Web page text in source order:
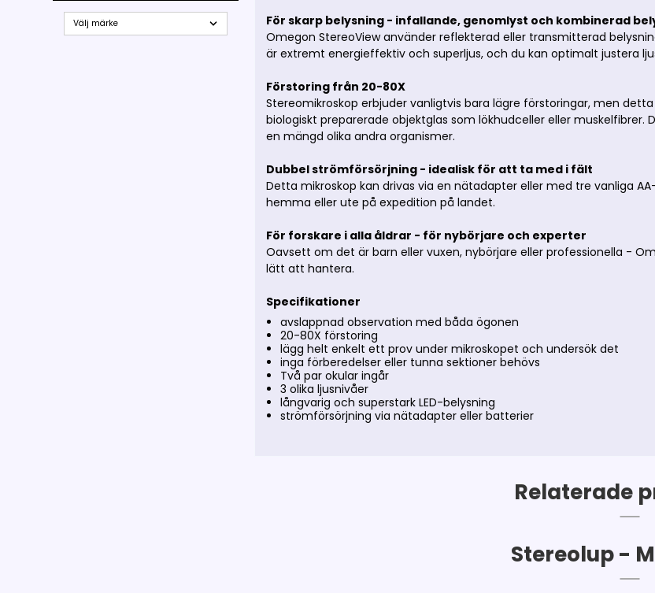
För skarp belysning - infallande, genomlyst och kombinerad
Omegon StereoView använder reflekterad eller transmitterad
är extremt energieffektiv och superljus, och du kan optimalt justera
Förstoring från 20-80X
Stereomikroskop erbjuder vanligtvis bara lägre förstoringar, men
biologiskt preparerade objektglas som lökhudceller eller
en mängd olika andra organismer.
Dubbel strömförsörjning - idealisk för att ta med i fält
Detta mikroskop kan drivas via en nätadapter eller med tre vanliga
hemma eller ute på expedition på landet.
För forskare i alla åldrar - för nybörjare och experter
Oavsett om det är barn eller vuxen, nybörjare eller professionella -
lätt att hantera.
Specifikationer
avslappnad observation med båda ögonen
20-80X förstoring
lägg helt enkelt ett prov under mikroskopet och undersök det
inga förberedelser eller tunna sektioner behövs
Två par okular ingår
3 olika ljusnivåer
långvarig och superstark LED-belysning
strömförsörjning via nätadapter eller batterier
Relaterade
Stereolup -